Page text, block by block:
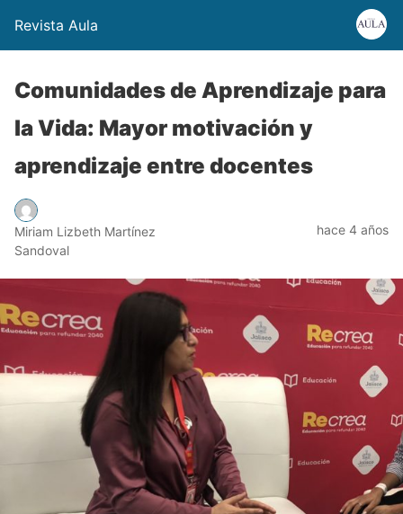
Revista Aula
Comunidades de Aprendizaje para
la Vida: Mayor motivación y
aprendizaje entre docentes
Miriam Lizbeth Martínez
Sandoval
hace 4 años